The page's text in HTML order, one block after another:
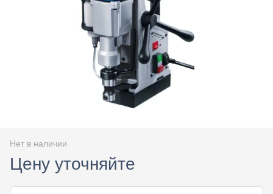
Нет в наличии
Цену уточняйте